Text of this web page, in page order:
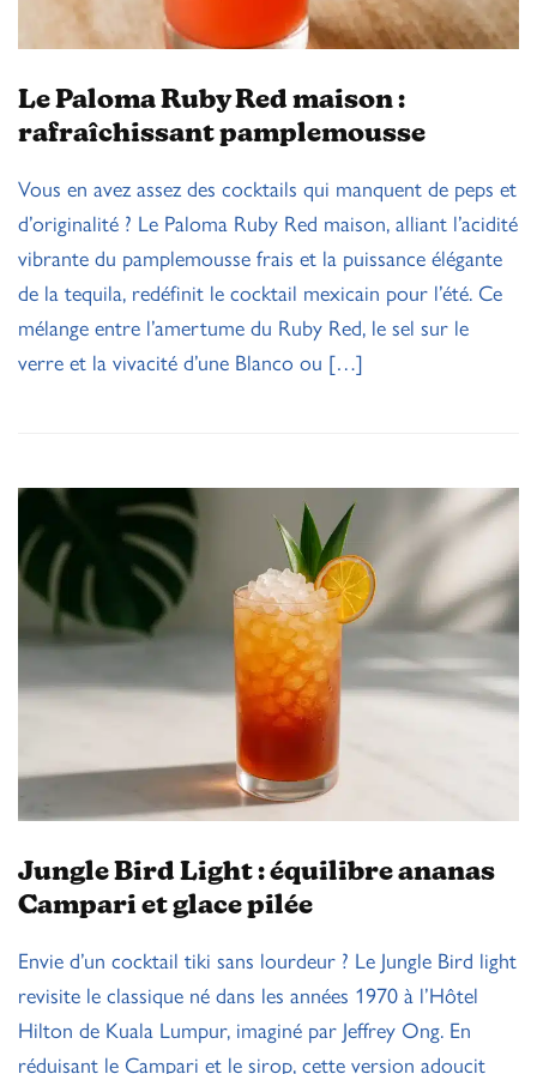
Le Paloma Ruby Red maison :
rafraîchissant pamplemousse
Vous en avez assez des cocktails qui manquent de peps et
d’originalité ? Le Paloma Ruby Red maison, alliant l’acidité
vibrante du pamplemousse frais et la puissance élégante
de la tequila, redéfinit le cocktail mexicain pour l’été. Ce
mélange entre l’amertume du Ruby Red, le sel sur le
verre et la vivacité d’une Blanco ou […]
Jungle Bird Light : équilibre ananas
Campari et glace pilée
Envie d’un cocktail tiki sans lourdeur ? Le Jungle Bird light
revisite le classique né dans les années 1970 à l’Hôtel
Hilton de Kuala Lumpur, imaginé par Jeffrey Ong. En
réduisant le Campari et le sirop, cette version adoucit